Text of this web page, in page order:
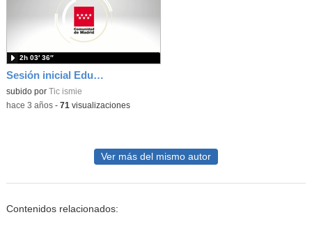
Sesión inicial Educar para Ser 2023_2024
subido por Tic ismie
2h 03′ 36″
-hace 3 años- 71 visualizaciones
Ver más del mismo autor
Contenidos relacionados: